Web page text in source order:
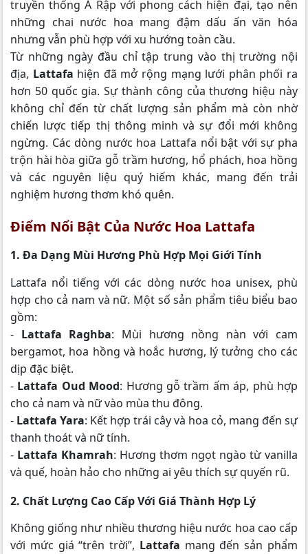
truyền thống Ả Rập với phong cách hiện đại, tạo nên
những chai nước hoa mang đậm dấu ấn văn hóa
nhưng vẫn phù hợp với xu hướng toàn cầu.
Từ những ngày đầu chỉ tập trung vào thị trường nội
địa, Lattafa hiện đã mở rộng mạng lưới phân phối ra
hơn 50 quốc gia. Sự thành công của thương hiệu này
không chỉ đến từ chất lượng sản phẩm mà còn nhờ
chiến lược tiếp thị thông minh và sự đổi mới không
ngừng. Các dòng nước hoa Lattafa nổi bật với sự pha
trộn hài hòa giữa gỗ trầm hương, hổ phách, hoa hồng
và các nguyên liệu quý hiếm khác, mang đến trải
nghiệm hương thơm khó quên.
Điểm Nổi Bật Của Nước Hoa Lattafa
1. Đa Dạng Mùi Hương Phù Hợp Mọi Giới Tính
Lattafa nổi tiếng với các dòng nước hoa unisex, phù
hợp cho cả nam và nữ. Một số sản phẩm tiêu biểu bao
gồm:
- Lattafa Raghba: Mùi hương nồng nàn với cam
bergamot, hoa hồng và hoắc hương, lý tưởng cho các
dịp đặc biệt.
- Lattafa Oud Mood: Hương gỗ trầm ấm áp, phù hợp
cho cả nam và nữ vào mùa thu đông.
- Lattafa Yara: Kết hợp trái cây và hoa cỏ, mang đến sự
thanh thoát và nữ tính.
- Lattafa Khamrah: Hương thơm ngọt ngào từ vanilla
và quế, hoàn hảo cho những ai yêu thích sự quyến rũ.
2. Chất Lượng Cao Cấp Với Giá Thành Hợp Lý
Không giống như nhiều thương hiệu nước hoa cao cấp
với mức giá “trên trời”, Lattafa mang đến sản phẩm